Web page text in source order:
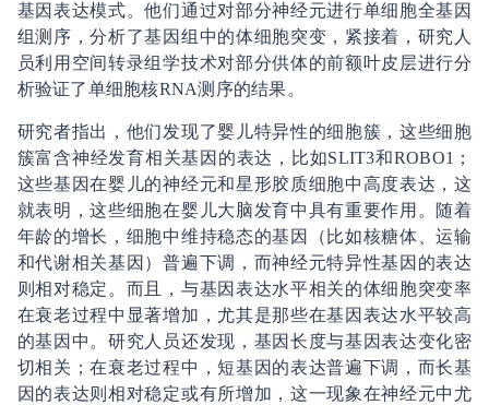
基因表达模式。他们通过对部分神经元进行单细胞全基因
组测序，分析了基因组中的体细胞突变，紧接着，研究人
员利用空间转录组学技术对部分供体的前额叶皮层进行分
析验证了单细胞核RNA测序的结果。
研究者指出，他们发现了婴儿特异性的细胞簇，这些细胞
簇富含神经发育相关基因的表达，比如SLIT3和ROBO1；
这些基因在婴儿的神经元和星形胶质细胞中高度表达，这
就表明，这些细胞在婴儿大脑发育中具有重要作用。随着
年龄的增长，细胞中维持稳态的基因（比如核糖体、运输
和代谢相关基因）普遍下调，而神经元特异性基因的表达
则相对稳定。而且，与基因表达水平相关的体细胞突变率
在衰老过程中显著增加，尤其是那些在基因表达水平较高
的基因中。研究人员还发现，基因长度与基因表达变化密
切相关；在衰老过程中，短基因的表达普遍下调，而长基
因的表达则相对稳定或有所增加，这一现象在神经元中尤